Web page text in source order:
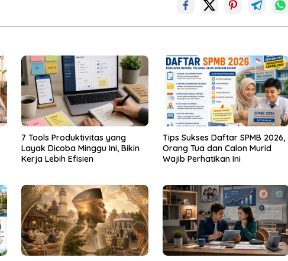
7 Tools Produktivitas yang
Layak Dicoba Minggu Ini, Bikin
Kerja Lebih Efisien
Tips Sukses Daftar SPMB 2026,
Orang Tua dan Calon Murid
Wajib Perhatikan Ini